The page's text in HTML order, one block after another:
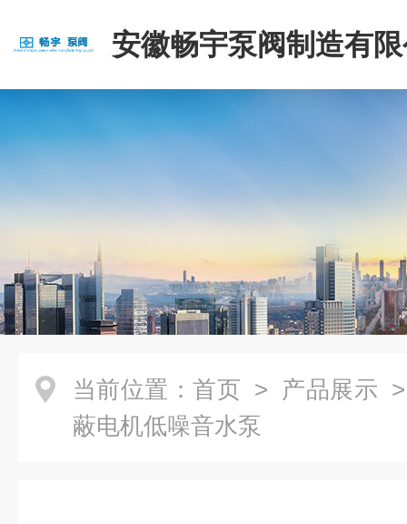
安徽畅宇泵阀制造有
当前位置： 首页 > 产品展示
蔽电机低噪音水泵